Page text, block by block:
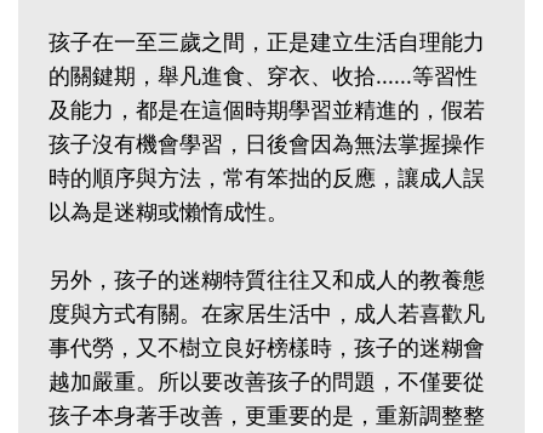
孩子在一至三歲之間，正是建立生活自理能力
的關鍵期，舉凡進食、穿衣、收拾......等習性
及能力，都是在這個時期學習並精進的，假若
孩子沒有機會學習，日後會因為無法掌握操作
時的順序與方法，常有笨拙的反應，讓成人誤
以為是迷糊或懶惰成性。
另外，孩子的迷糊特質往往又和成人的教養態
度與方式有關。在家居生活中，成人若喜歡凡
事代勞，又不樹立良好榜樣時，孩子的迷糊會
越加嚴重。所以要改善孩子的問題，不僅要從
孩子本身著手改善，更重要的是，重新調整整